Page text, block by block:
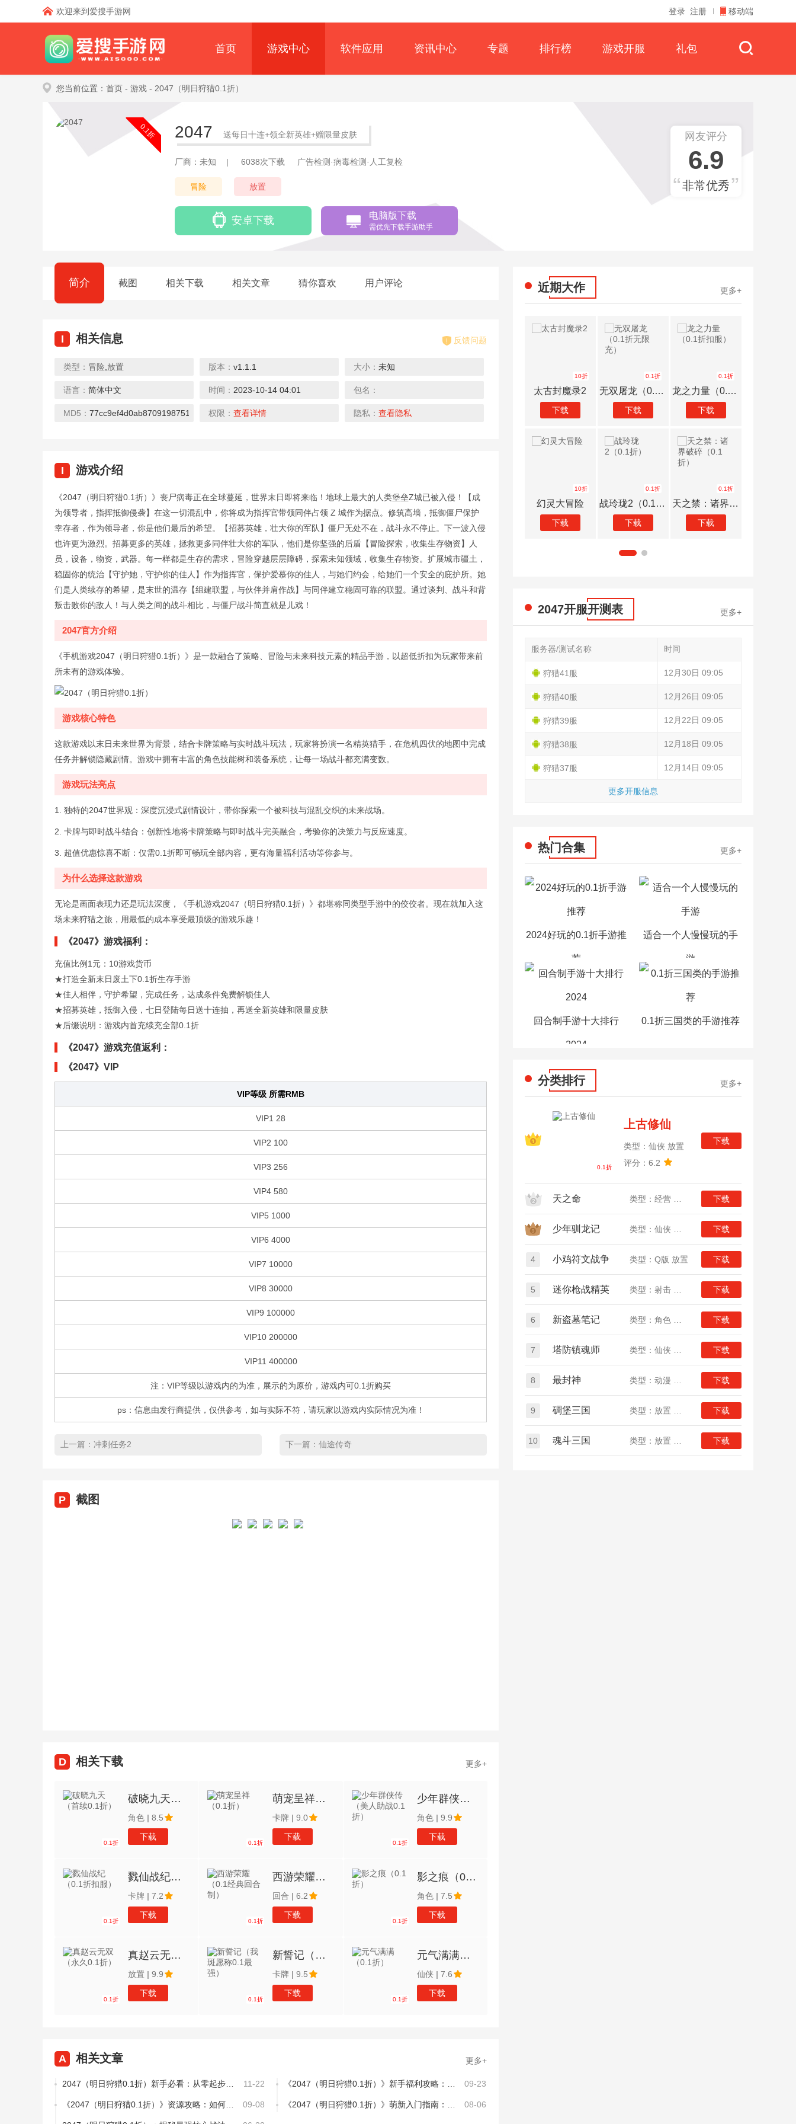
欢迎来到爱搜手游网 登录 注册 移动端
首页 游戏中心 软件应用 资讯中心 专题 排行榜 游戏开服 礼包
您当前位置： 首页 - 游戏 - 2047（明日狩猎0.1折）
0.1折 2047 送每日十连+领全新英雄+赠限量皮肤
厂商：未知 | 6038次下载 广告检测·病毒检测·人工复检
冒险 放置
安卓下载 电脑版下载
需优先下载手游助手
网友评分
6.9
非常优秀
简介 截图 相关下载 相关文章 猜你喜欢 用户评论
I 相关信息 反馈问题
类型： 冒险 放置 版本： v1.1.1 大小： 未知
语言： 简体中文 时间： 2023-10-14 04:01 包名：
MD5： 77cc9ef4d0ab8709198751b8e2706fcc
权限： 查看详情 隐私： 查看隐私
I 游戏介绍
《2047（明日狩猎0.1折）》丧尸病毒正在全球蔓延，世界末日即将来临！地球上最大的人类堡垒Z城已被入侵！【成
为领导者，指挥抵御侵袭】在这一切混乱中，你将成为指挥官带领同伴占领 Z 城作为据点。修筑高墙，抵御僵尸保护
幸存者，作为领导者，你是他们最后的希望。【招募英雄，壮大你的军队】僵尸无处不在，战斗永不停止。下一波入侵
也许更为激烈。招募更多的英雄，拯救更多同伴壮大你的军队，他们是你坚强的后盾【冒险探索，收集生存物资】人
员，设备，物资，武器。每一样都是生存的需求，冒险穿越层层障碍，探索未知领域，收集生存物资。扩展城市疆土，
稳固你的统治【守护她，守护你的佳人】作为指挥官，保护爱慕你的佳人，与她们约会，给她们一个安全的庇护所。她
们是人类续存的希望，是末世的温存【组建联盟，与伙伴并肩作战】与同伴建立稳固可靠的联盟。通过谈判、战斗和背
叛击败你的敌人！与人类之间的战斗相比，与僵尸战斗简直就是儿戏！
2047官方介绍
《手机游戏2047（明日狩猎0.1折）》是一款融合了策略、冒险与未来科技元素的精品手游，以超低折扣为玩家带来前
所未有的游戏体验。
游戏核心特色
这款游戏以末日未来世界为背景，结合卡牌策略与实时战斗玩法，玩家将扮演一名精英猎手，在危机四伏的地图中完成
任务并解锁隐藏剧情。游戏中拥有丰富的角色技能树和装备系统，让每一场战斗都充满变数。
游戏玩法亮点
1. 独特的2047世界观：深度沉浸式剧情设计，带你探索一个被科技与混乱交织的未来战场。
2. 卡牌与即时战斗结合：创新性地将卡牌策略与即时战斗完美融合，考验你的决策力与反应速度。
3. 超值优惠惊喜不断：仅需0.1折即可畅玩全部内容，更有海量福利活动等你参与。
为什么选择这款游戏
无论是画面表现力还是玩法深度，《手机游戏2047（明日狩猎0.1折）》都堪称同类型手游中的佼佼者。现在就加入这
场未来狩猎之旅，用最低的成本享受最顶级的游戏乐趣！
《2047》游戏福利：
充值比例1元：10游戏货币
★打造全新末日废土下0.1折生存手游
★佳人相伴，守护希望，完成任务，达成条件免费解锁佳人
★招募英雄，抵御入侵，七日登陆每日送十连抽，再送全新英雄和限量皮肤
★后缀说明：游戏内首充续充全部0.1折
《2047》游戏充值返利：
《2047》VIP
VIP等级 所需RMB
VIP1 28
VIP2 100
VIP3 256
VIP4 580
VIP5 1000
VIP6 4000
VIP7 10000
VIP8 30000
VIP9 100000
VIP10 200000
VIP11 400000
注：VIP等级以游戏内的为准，展示的为原价，游戏内可0.1折购买
ps：信息由发行商提供，仅供参考，如与实际不符，请玩家以游戏内实际情况为准！
上一篇： 冲刺任务2 下一篇： 仙途传奇
P 截图
D 相关下载 更多+
0.1折
破晓九天（首续0.1折）
角色 | 8.5
下载
0.1折
萌宠呈祥（0.1折）
卡牌 | 9.0
下载
0.1折
少年群侠传（美人助战0.1折）
角色 | 9.9
下载
0.1折
戮仙战纪（0.1折扣服）
卡牌 | 7.2
下载
0.1折
西游荣耀（0.1经典回合制）
回合 | 6.2
下载
0.1折
影之痕（0.1折）
角色 | 7.5
下载
0.1折
真赵云无双（永久0.1折）
放置 | 9.9
下载
0.1折
新誓记（我斑愿称0.1最强）
卡牌 | 9.5
下载
0.1折
元气满满（0.1折）
仙侠 | 7.6
下载
A 相关文章 更多+
11-22 09-23
09-08 08-06
近期大作 更多+
恐龙宝贝神奇之旅（0.1折无限开球）
下载
幻想神话志（0.1折）
下载
大战魂（决战0.1折）
下载 下载
10折
太古封魔录2
下载
0.1折
无双屠龙（0.1折无限充）
下载
0.1折
龙之力量（0.1折扣服）
下载
10折
幻灵大冒险
下载
0.1折
战玲珑2（0.1折）
下载
0.1折
天之禁：诸界破碎（0.1折）
下载
2047开服开测表 更多+
更多开服信息
服务器/测试名称 时间
狩猎41服 12月30日 09:05
狩猎40服 12月26日 09:05
狩猎39服 12月22日 09:05
狩猎38服 12月18日 09:05
狩猎37服 12月14日 09:05
热门合集 更多+
2024好玩的0.1折手游推
荐
适合一个人慢慢玩的手
游
回合制手游十大排行
2024
0.1折三国类的手游推荐
分类排行 更多+
0.1折
上古修仙
类型：仙侠 放置
评分：6.2
下载
天之命 下载
少年驯龙记 下载
4 小鸡符文战争 类型：Q版 放置 下载
5 迷你枪战精英 下载
6 新盗墓笔记 下载
7 塔防镇魂师 下载
8 最封神 下载
9 碉堡三国 下载
10 魂斗三国 下载